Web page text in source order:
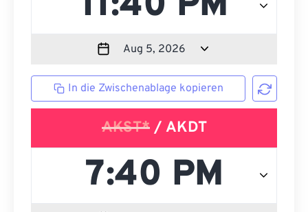
In die Zwischenablage kopieren
AKST*/ AKDT